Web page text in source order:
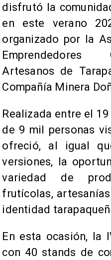
disfrutó la
en este verano
organizado por la
Artesanos de
Compañía Minera
Realizada entre el
de 9 mil personas
ofreció, al igual
versiones, la
variedad de
frutícolas,
identidad
En esta ocasión, la
con 40 stands de